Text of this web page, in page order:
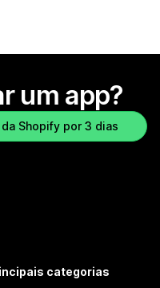
um app?
Shopify por 3 dias
categorias